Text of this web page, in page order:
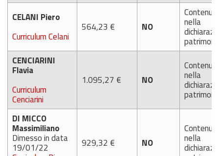
CELANI Piero
Curriculum Celani
564,23 € NO nella
CENCIARINI
Flavia
Curriculum
Cenciarini
1.095,27 € NO nella
DI MICCO
Massimiliano
Dimesso in data
19/01/22 929,32 € NO nella